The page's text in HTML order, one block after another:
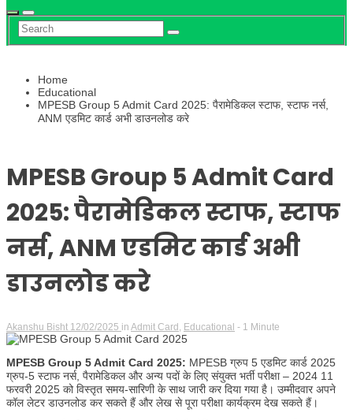
Home
Educational
MPESB Group 5 Admit Card 2025: पैरामेडिकल स्टाफ, स्टाफ नर्स,
ANM एडमिट कार्ड अभी डाउनलोड करे
MPESB Group 5 Admit Card
2025: पैरामेडिकल स्टाफ, स्टाफ
नर्स, ANM एडमिट कार्ड अभी
डाउनलोड करे
Akanshu Bisht 12/02/2025 in Admit Card , Educational - 1 Minute
MPESB Group 5 Admit Card 2025: MPESB ग्रुप 5 एडमिट कार्ड 2025
ग्रुप-5 स्टाफ नर्स, पैरामेडिकल और अन्य पदों के लिए संयुक्त भर्ती परीक्षा – 2024 11
फरवरी 2025 को विस्तृत समय-सारिणी के साथ जारी कर दिया गया है। उम्मीदवार अपने
कॉल लेटर डाउनलोड कर सकते हैं और लेख से पूरा परीक्षा कार्यक्रम देख सकते हैं।